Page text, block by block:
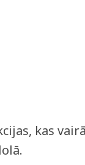
kas